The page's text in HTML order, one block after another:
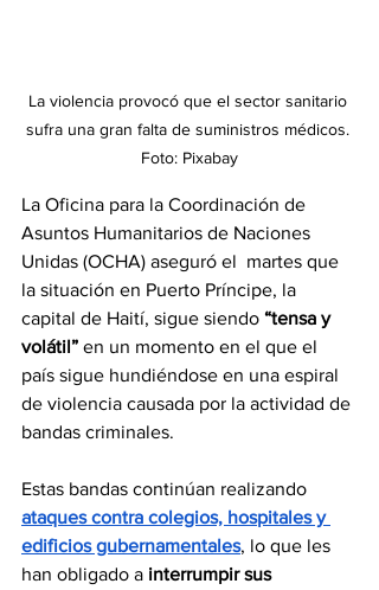
La violencia provocó que el sector sanitario
sufra una gran falta de suministros médicos.
Foto: Pixabay
La Oficina para la Coordinación de
Asuntos Humanitarios de Naciones
Unidas (OCHA) aseguró el  martes que
la situación en Puerto Príncipe, la
capital de Haití, sigue siendo “tensa y
volátil” en un momento en el que el
país sigue hundiéndose en una espiral
de violencia causada por la actividad de
bandas criminales.
Estas bandas continúan realizando
ataques contra colegios, hospitales y
edificios gubernamentales, lo que les
han obligado a interrumpir sus